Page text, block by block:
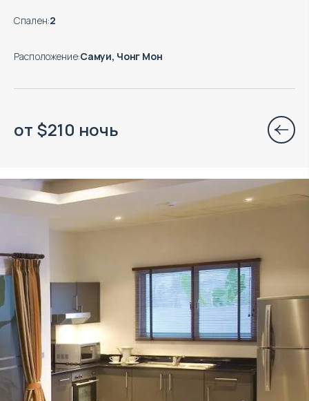
Спален:2
Расположение:Самуи, Чонг Мон
от $210 ночь